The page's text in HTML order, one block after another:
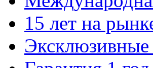
15 лет на
Эксклюзивные